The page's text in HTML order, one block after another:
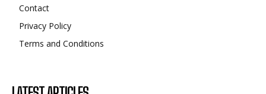
Contact
Privacy Policy
Terms and Conditions